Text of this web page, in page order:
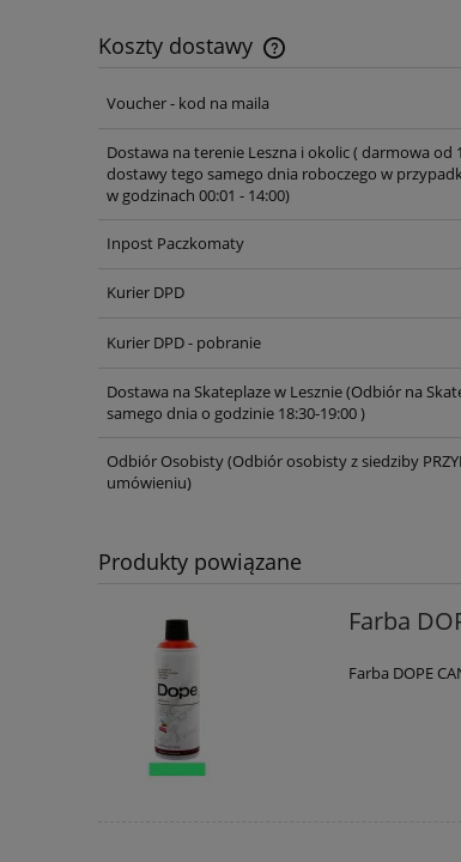
Koszty dostawy
Voucher - kod na maila
Dostawa na terenie Leszna i okolic ( darmowa od
dostawy tego samego dnia roboczego w
w godzinach 00:01 - 14:00)
Inpost Paczkomaty
Kurier DPD
Kurier DPD - pobranie
Dostawa na Skateplaze w Lesznie(Odbiór na
samego dnia o godzinie 18:30-19:00 )
Odbiór Osobisty(Odbiór osobisty z siedziby
umówieniu)
Produkty powiązane
Farba
Farba DOPE